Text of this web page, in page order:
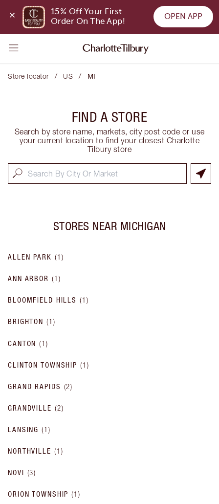
15% Off Your First
Order On The App!
OPEN APP
Store locator / US / MI
FIND A STORE
Search by store name, markets, city post code or use
your current location to find your closest Charlotte
Tilbury store
STORES NEAR MICHIGAN
ALLEN PARK (1 )
ANN ARBOR (1 )
BLOOMFIELD HILLS (1 )
BRIGHTON (1 )
CANTON (1)
CLINTON TOWNSHIP (1 )
GRAND RAPIDS (2)
GRANDVILLE (2)
LANSING (1 )
NORTHVILLE (1 )
NOVI (3)
ORION TOWNSHIP (1)